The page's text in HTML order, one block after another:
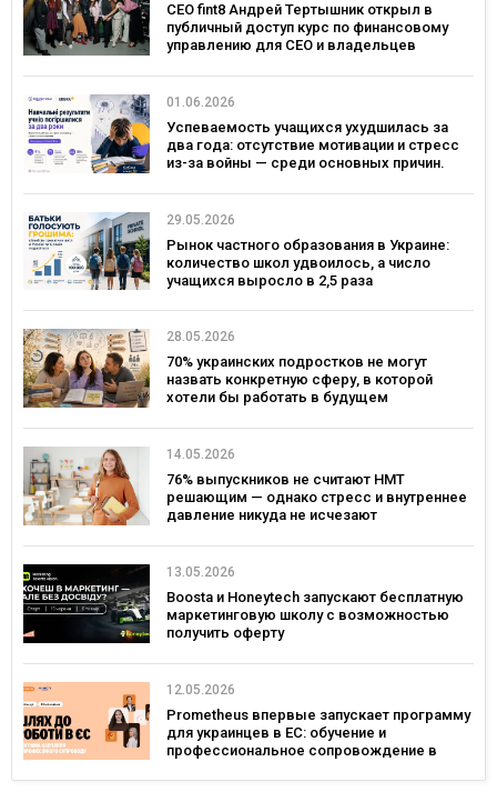
CEO fint8 Андрей Тертышник открыл в
публичный доступ курс по финансовому
управлению для CEO и владельцев
01.06.2026
Успеваемость учащихся ухудшилась за
два года: отсутствие мотивации и стресс
из-за войны — среди основных причин.
29.05.2026
Рынок частного образования в Украине:
количество школ удвоилось, а число
учащихся выросло в 2,5 раза
28.05.2026
70% украинских подростков не могут
назвать конкретную сферу, в которой
хотели бы работать в будущем
14.05.2026
76% выпускников не считают НМТ
решающим — однако стресс и внутреннее
давление никуда не исчезают
13.05.2026
Boosta и Honeytech запускают бесплатную
маркетинговую школу с возможностью
получить оферту
12.05.2026
Prometheus впервые запускает программу
для украинцев в ЕС: обучение и
профессиональное сопровождение в